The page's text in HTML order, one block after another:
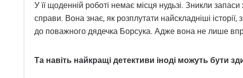
У її щоденній роботі немає місця нудьзі. Зникли
справи. Вона знає, як розплутати найскладніші
до поважного дядечка Борсука. Адже вона не лише
Та навіть найкращі детективи іноді можуть бути